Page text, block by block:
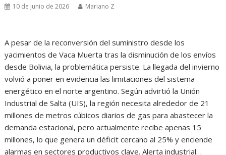
10 de junio de 2026 Mariano Z
A pesar de la reconversión del suministro desde los
yacimientos de Vaca Muerta tras la disminución de los envíos
desde Bolivia, la problemática persiste. La llegada del invierno
volvió a poner en evidencia las limitaciones del sistema
energético en el norte argentino. Según advirtió la Unión
Industrial de Salta (UIS), la región necesita alrededor de 21
millones de metros cúbicos diarios de gas para abastecer la
demanda estacional, pero actualmente recibe apenas 15
millones, lo que genera un déficit cercano al 25% y enciende
alarmas en sectores productivos clave. Alerta industrial…